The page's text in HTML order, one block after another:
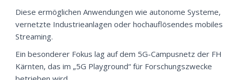
Diese ermöglichen Anwendungen wie autonome Systeme,
vernetzte Industrieanlagen oder hochauflösendes mobiles
Streaming.
Ein besonderer Fokus lag auf dem 5G-Campusnetz der FH
Kärnten, das im „5G Playground“ für Forschungszwecke